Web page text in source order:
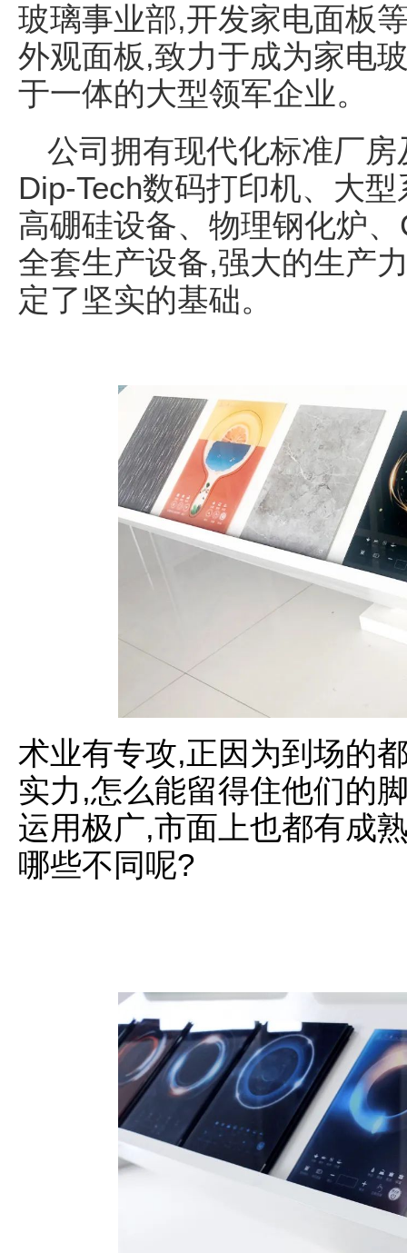
玻璃事业部,开发家电面板
外观面板,致力于成为家电
于一体的大型领军企业。
公司拥有现代化标准厂
Dip-Tech数码打印机、大
高硼硅设备、物理钢化炉
全套生产设备,强大的生产
定了坚实的基础。
术业有专攻,正因为到场的
实力,怎么能留得住他们的
运用极广,市面上也都有成
哪些不同呢?